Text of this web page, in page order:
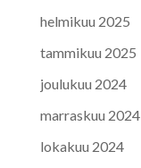
helmikuu 2025
tammikuu 2025
joulukuu 2024
marraskuu 2024
lokakuu 2024